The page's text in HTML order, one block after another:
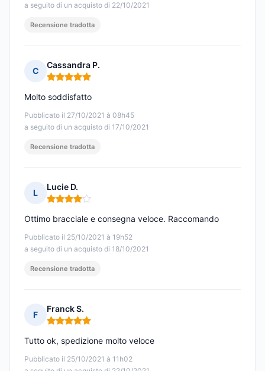
a seguito di un acquisto di 22/10/2021
Recensione tradotta
C
Cassandra P.
Nota: 5 su 5
Pubblicato il 27/10/2021 à 08h45
a seguito di un acquisto di 17/10/2021
Molto soddisfatto
Recensione tradotta
L
Lucie D.
Nota: 4 su 5
Pubblicato il 25/10/2021 à 19h52
a seguito di un acquisto di 18/10/2021
Ottimo bracciale e consegna veloce. Raccomando
Recensione tradotta
F
Franck S.
Nota: 5 su 5
Pubblicato il 25/10/2021 à 11h02
Tutto ok, spedizione molto veloce